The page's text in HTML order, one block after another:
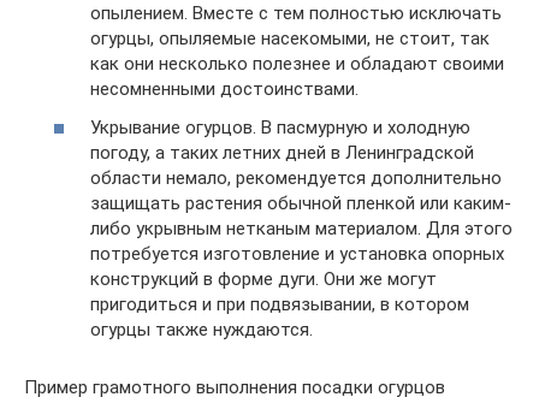
опылением. Вместе с тем полностью исключать
огурцы, опыляемые насекомыми, не стоит, так
как они несколько полезнее и обладают своими
несомненными достоинствами.
Укрывание огурцов. В пасмурную и холодную
погоду, а таких летних дней в Ленинградской
области немало, рекомендуется дополнительно
защищать растения обычной пленкой или каким-
либо укрывным нетканым материалом. Для этого
потребуется изготовление и установка опорных
конструкций в форме дуги. Они же могут
пригодиться и при подвязывании, в котором
огурцы также нуждаются.
Пример грамотного выполнения посадки огурцов